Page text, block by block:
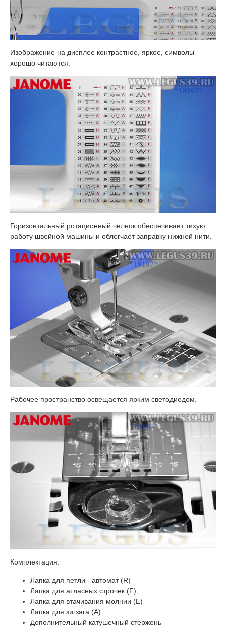
Изображение на дисплее контрастное, яркое, символы
хорошо читаются.
​Горизонтальный ротационный челнок обеспечивает тихую
работу швейной машины и облегчает заправку нижней нити.
Рабочее пространство освещается ярким светодиодом.
Комплектация:
Лапка для петли - автомат (R)
Лапка для атласных строчек (F)
Лапка для втачивания молнии (E)
Лапка для зигзага (A)
Дополнительный катушечный стержень